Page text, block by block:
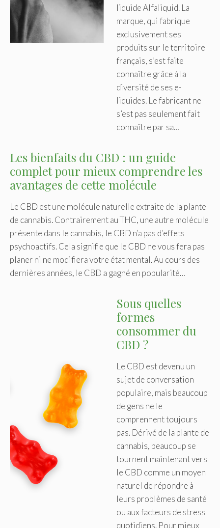
liquide Alfaliquid. La
marque, qui fabrique
exclusivement ses
produits sur le territoire
français, s’est faite
connaître grâce à la
diversité de ses e-
liquides. Le fabricant ne
s’est pas seulement fait
connaître par sa…
Les bienfaits du CBD : un guide
complet pour mieux comprendre les
avantages de cette molécule
Le CBD est une molécule naturelle extraite de la plante
de cannabis. Contrairement au THC, une autre molécule
présente dans le cannabis, le CBD n’a pas d’effets
psychoactifs. Cela signifie que le CBD ne vous fera pas
planer ni ne modifiera votre état mental. Au cours des
dernières années, le CBD a gagné en popularité…
Sous quelles
formes
consommer du
CBD ?
Le CBD est devenu un
sujet de conversation
populaire, mais beaucoup
de gens ne le
comprennent toujours
pas. Dérivé de la plante de
cannabis, beaucoup se
tournent maintenant vers
le CBD comme un moyen
naturel de répondre à
leurs problèmes de santé
ou aux facteurs de stress
quotidiens. Pour mieux